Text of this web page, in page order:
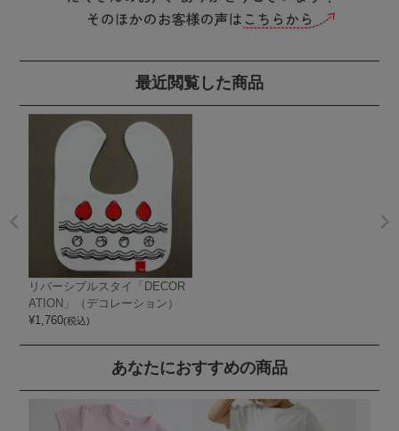
最近閲覧した商品
リバーシブルスタイ「DECOR
ATION」（デコレーション）
¥1,760(税込)
あなたにおすすめの商品